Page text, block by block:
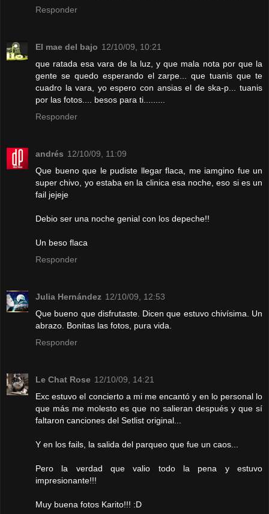
Responder
El mae del bajo 12/10/09, 10:21
que ratada esa vara de la luz, y que mala nota por que la
gente se quedo esperando el zarpe... que tuanis que te
cuadro la vara, yo espero con ansias el de ska-p... tuanis
por las fotos.... besos para ti.........
Responder
andrés 12/10/09, 11:09
Que bueno que le pudiste llegar flaca, me iamgino fue un
super chivo, yo estaba en la clinica esa noche, eso si es un
fail jejeje
Debio ser una noche genial con los depeche!!
Un beso flaca
Responder
Julia Hernández 12/10/09, 12:53
Que bueno que disfrutaste. Dicen que estuvo chivísima. Un
abrazo. Bonitas las fotos, pura vida.
Responder
Le Chat Rose 12/10/09, 14:21
Exc estuvo el concierto a mi me encantó y en lo personal lo
que más me molesto es que no salieran después y que sí
faltaron canciones del Setlist original...
Y en los fails, la salida del parqueo que fue un caos...
Pero la verdad que valio todo la pena y estuvo
impresionante!!!
Muy buena fotos Karito!!! :D